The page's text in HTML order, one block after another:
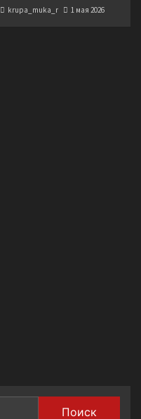
krupa_muka_r 1 мая 2026
Поиск